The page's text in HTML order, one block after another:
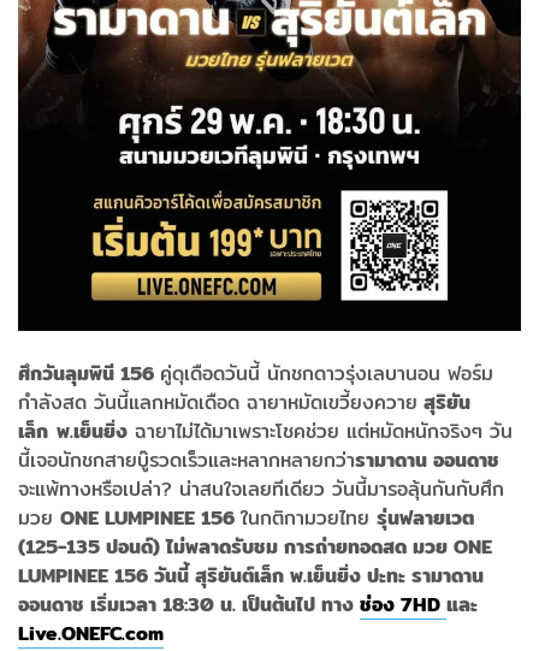
ศึกวันลุมพินี 156 คู่ดุเดือดวันนี้ นักชกดาวรุ่งเลบานอน ฟอร์ม
กำลังสด วันนี้แลกหมัดเดือด ฉายาหมัดเขวี้ยงควาย สุริยัน
เล็ก พ.เย็นยิ่ง ฉายาไม่ได้มาเพราะโชคช่วย แต่หมัดหนักจริงๆ วัน
นี้เจอนักชกสายบู๊รวดเร็วและหลากหลายกว่ารามาดาน ออนดาช
จะแพ้ทางหรือเปล่า? น่าสนใจเลยทีเดียว วันนี้มารอลุ้นกันกับศึก
มวย ONE LUMPINEE 156 ในกติกามวยไทย รุ่นฟลายเวต
(125-135 ปอนด์) ไม่พลาดรับชม การถ่ายทอดสด มวย ONE
LUMPINEE 156 วันนี้ สุริยันต์เล็ก พ.เย็นยิ่ง ปะทะ รามาดาน
ออนดาช เริ่มเวลา 18:30 น. เป็นต้นไป ทาง ช่อง 7HD และ
Live.ONEFC.com